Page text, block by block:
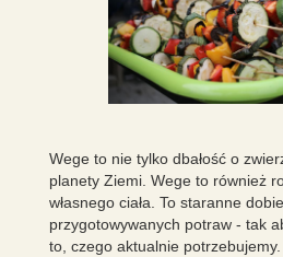
Wege to nie tylko dbałość o
planety Ziemi. Wege to również
własnego ciała. To staranne
przygotowywanych potraw - tak
to, czego aktualnie